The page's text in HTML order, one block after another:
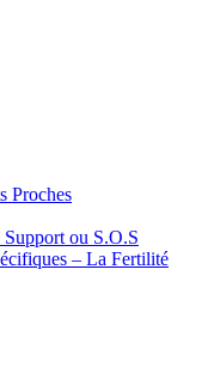
Proches
ou S.O.S
– La Fertilité